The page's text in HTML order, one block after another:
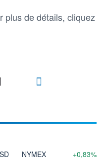
plus de détails, cliquez
NYMEX +0,83%